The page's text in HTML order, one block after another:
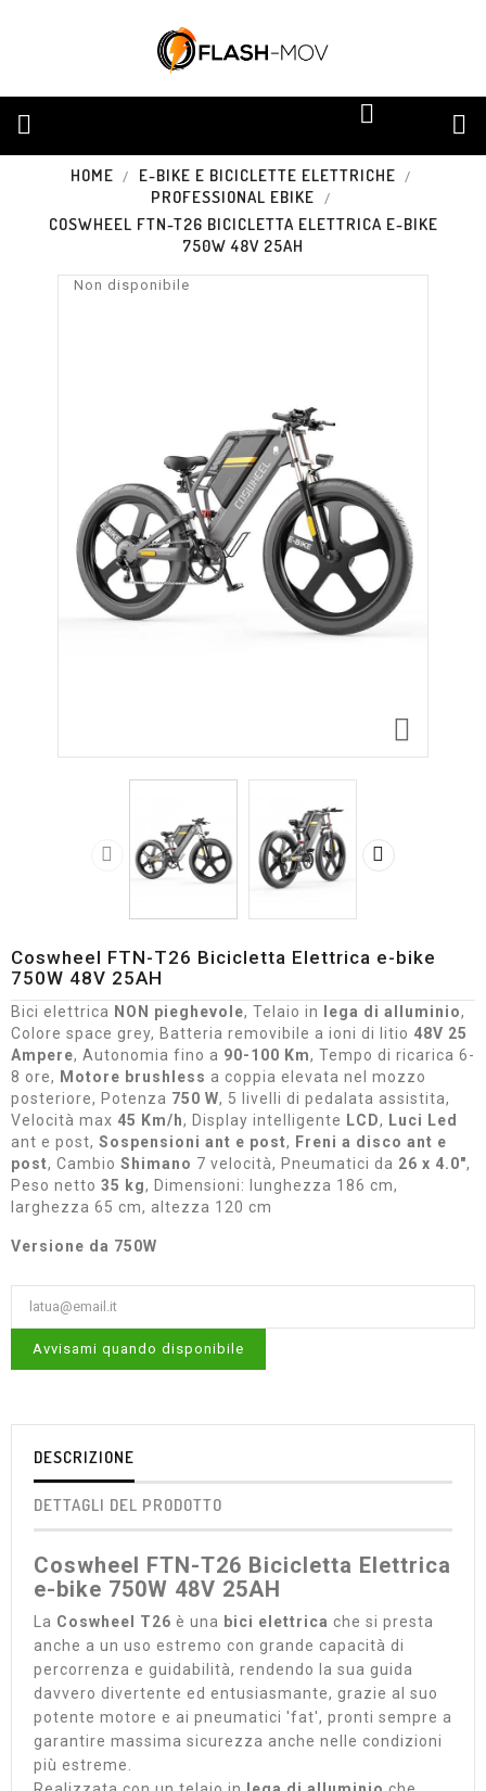
 
HOME
E-BIKE E BICICLETTE ELETTRICHE
PROFESSIONAL EBIKE
COSWHEEL FTN-T26 BICICLETTA ELETTRICA E-BIKE
750W 48V 25AH
Non disponibile

 
Coswheel FTN-T26 Bicicletta Elettrica e-bike
750W 48V 25AH
Bici elettrica NON pieghevole, Telaio in lega di alluminio,
Colore space grey, Batteria removibile a ioni di litio 48V 25
Ampere, Autonomia fino a 90-100 Km, Tempo di ricarica 6-
8 ore, Motore brushless a coppia elevata nel mozzo
posteriore, Potenza 750 W, 5 livelli di pedalata assistita,
Velocità max 45 Km/h, Display intelligente LCD, Luci Led
ant e post, Sospensioni ant e post, Freni a disco ant e
post, Cambio Shimano 7 velocità, Pneumatici da 26 x 4.0",
Peso netto 35 kg, Dimensioni: lunghezza 186 cm,
larghezza 65 cm, altezza 120 cm
Versione da 750W
Avvisami quando disponibile
DESCRIZIONE
DETTAGLI DEL PRODOTTO
Coswheel FTN-T26 Bicicletta Elettrica
e-bike 750W 48V 25AH
La Coswheel T26 è una bici elettrica che si presta
anche a un uso estremo con grande capacità di
percorrenza e guidabilità, rendendo la sua guida
davvero divertente ed entusiasmante, grazie al suo
potente motore e ai pneumatici 'fat', pronti sempre a
garantire massima sicurezza anche nelle condizioni
più estreme.